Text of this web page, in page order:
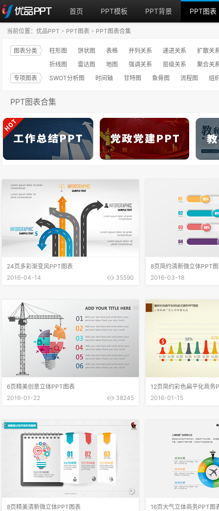
首页 PPT模板 PPT背景 PPT图表
当前位置： 优品PPT > PPT图表 > PPT图表合集
图表分类 柱形图 饼状图 表格 并列关系 递进关系
扩散关
折线图
雷达图 地图 强调关系 层级关系
聚合关
专项图表
SWOT分析图 时间轴 甘特图 鱼骨图 流程图 组
PPT图表合集
24页多彩渐变风PPT图表
2016-04-14
35590
8页简约清新微立体PPT
2016-03-18
6页精美创意立体PPT图表
2016-01-22
38245
12页简约彩色扁平化商务
2016-01-15
8页精美清新微立体PPT图表
16页大气立体商务PPT图